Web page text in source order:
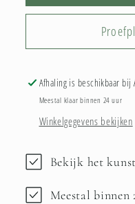
Afhaling is beschikbaar bij
Meestal klaar binnen 24 uur
Winkelgegevens bekijken
Bekijk het
Meestal binnen